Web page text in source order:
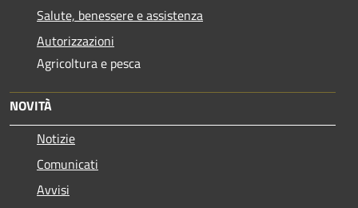
Salute, benessere e assistenza
Autorizzazioni
Agricoltura e pesca
NOVITÀ
Notizie
Comunicati
Avvisi